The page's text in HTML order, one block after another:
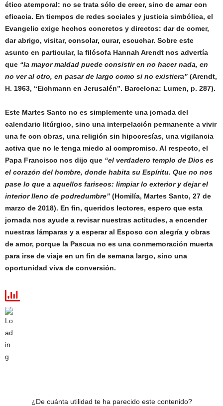
ético atemporal: no se trata sólo de creer, sino de amar con
eficacia. En tiempos de redes sociales y justicia simbólica, el
Evangelio exige hechos concretos y directos: dar de comer,
dar abrigo, visitar, consolar, curar, escuchar. Sobre este
asunto en particular, la filósofa Hannah Arendt nos advertía
que “la mayor maldad puede consistir en no hacer nada, en
no ver al otro, en pasar de largo como si no existiera” (Arendt,
H. 1963, “Eichmann en Jerusalén”. Barcelona: Lumen, p. 287).
Este Martes Santo no es simplemente una jornada del
calendario litúrgico, sino una interpelación permanente a vivir
una fe con obras, una religión sin hipocresías, una vigilancia
activa que no le tenga miedo al compromiso. Al respecto, el
Papa Francisco nos dijo que “el verdadero templo de Dios es
el corazón del hombre, donde habita su Espíritu. Que no nos
pase lo que a aquellos fariseos: limpiar lo exterior y dejar el
interior lleno de podredumbre” (Homilía, Martes Santo, 27 de
marzo de 2018). En fin, queridos lectores, espero que esta
jornada nos ayude a revisar nuestras actitudes, a encender
nuestras lámparas y a esperar al Esposo con alegría y obras
de amor, porque la Pascua no es una conmemoración muerta
para irse de viaje en un fin de semana largo, sino una
oportunidad viva de conversión.
¿De cuánta utilidad te ha parecido este contenido?